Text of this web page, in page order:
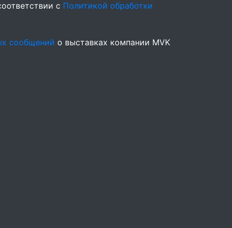
с Политикой обработки
сообщений о выставках компании MVK